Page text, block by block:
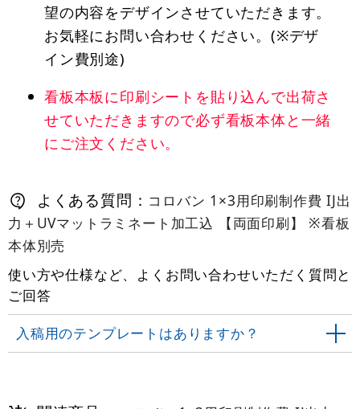
望の内容をデザインさせていただきます。
お気軽にお問い合わせください。(※デザ
イン費別途)
看板本板に印刷シートを貼り込んで出荷さ
せていただきますので必ず看板本体と一緒
にご注文ください。
よくある質問： コロバン 1×3用印刷制作費 IJ出
力＋UVマットラミネート加工込 【両面印刷】 ※看板
本体別売
使い方や仕様など、よくお問い合わせいただく質問と
ご回答
入稿用のテンプレートはありますか？